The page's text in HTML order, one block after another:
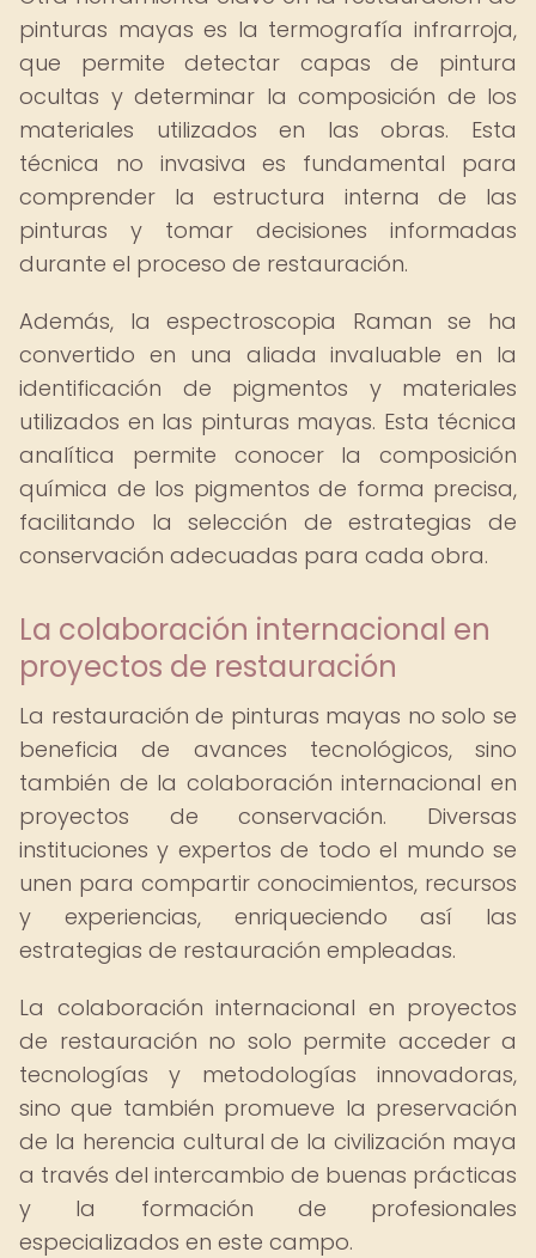
pinturas mayas es la termografía infrarroja,
que permite detectar capas de pintura
ocultas y determinar la composición de los
materiales utilizados en las obras. Esta
técnica no invasiva es fundamental para
comprender la estructura interna de las
pinturas y tomar decisiones informadas
durante el proceso de restauración.
Además, la espectroscopia Raman se ha
convertido en una aliada invaluable en la
identificación de pigmentos y materiales
utilizados en las pinturas mayas. Esta técnica
analítica permite conocer la composición
química de los pigmentos de forma precisa,
facilitando la selección de estrategias de
conservación adecuadas para cada obra.
La colaboración internacional en
proyectos de restauración
La restauración de pinturas mayas no solo se
beneficia de avances tecnológicos, sino
también de la colaboración internacional en
proyectos de conservación. Diversas
instituciones y expertos de todo el mundo se
unen para compartir conocimientos, recursos
y experiencias, enriqueciendo así las
estrategias de restauración empleadas.
La colaboración internacional en proyectos
de restauración no solo permite acceder a
tecnologías y metodologías innovadoras,
sino que también promueve la preservación
de la herencia cultural de la civilización maya
a través del intercambio de buenas prácticas
y la formación de profesionales
especializados en este campo.